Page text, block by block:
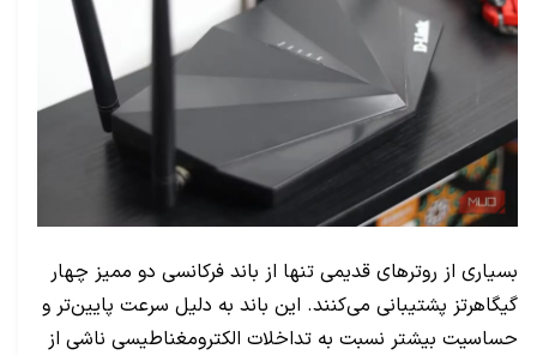
بسیاری از روترهای قدیمی تنها از باند فرکانسی دو ممیز چهار
گیگاهرتز پشتیبانی می‌کنند. این باند به دلیل سرعت پایین‌تر و
حساسیت بیشتر نسبت به تداخلات الکترومغناطیسی ناشی از